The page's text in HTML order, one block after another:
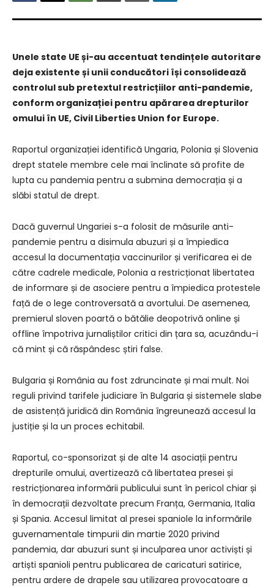
Unele state UE și-au accentuat tendințele autoritare
deja existente și unii conducători își consolidează
controlul sub pretextul restricțiilor anti-pandemie,
conform organizației pentru apărarea drepturilor
omului în UE, Civil Liberties Union for Europe.
Raportul organizației identifică Ungaria, Polonia și Slovenia
drept statele membre cele mai înclinate să profite de
lupta cu pandemia pentru a submina democrația și a
slăbi statul de drept.
Dacă guvernul Ungariei s-a folosit de măsurile anti-
pandemie pentru a disimula abuzuri și a împiedica
accesul la documentația vaccinurilor și verificarea ei de
către cadrele medicale, Polonia a restricționat libertatea
de informare și de asociere pentru a împiedica protestele
față de o lege controversată a avortului. De asemenea,
premierul sloven poartă o bătălie deopotrivă online și
offline împotriva jurnaliștilor critici din țara sa, acuzându-i
că mint și că răspândesc știri false.
Bulgaria și România au fost zdruncinate și mai mult. Noi
reguli privind tarifele judiciare în Bulgaria și sistemele slabe
de asistență juridică din România îngreunează accesul la
justiție și la un proces echitabil.
Raportul, co-sponsorizat și de alte 14 asociații pentru
drepturile omului, avertizează că libertatea presei și
restricționarea informării publicului sunt în pericol chiar și
în democrații dezvoltate precum Franța, Germania, Italia
și Spania. Accesul limitat al presei spaniole la informările
guvernamentale timpurii din martie 2020 privind
pandemia, dar abuzuri sunt și inculparea unor activiști și
artiști spanioli pentru publicarea de caricaturi satirice,
pentru ardere de drapele sau utilizarea provocatoare a